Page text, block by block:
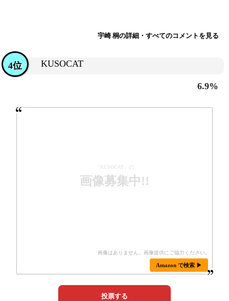
宇崎 桐の詳細・すべてのコメントを見る
KUSOCAT
4位
6.9%
「KUSOCAT」の
画像募集中!!
Amazon で検索 ▶